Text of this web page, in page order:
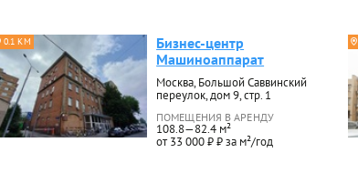
0.1 КМ
Бизнес-центр
Машиноаппарат
Москва, Большой Саввинский
переулок, дом 9, стр. 1
ПОМЕЩЕНИЯ В АРЕНДУ
108.8—82.4 м²
от 33 000 ₽ ₽ за м²/год